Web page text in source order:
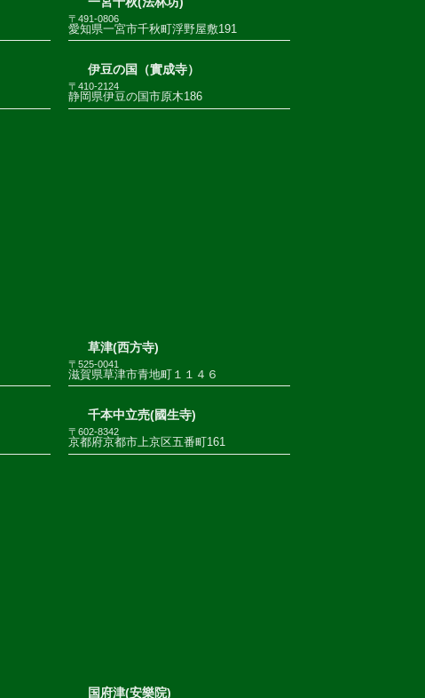
〒491-0806
愛知県一宮市千秋町浮野屋敷191
伊豆の国（實成寺）
〒410-2124
静岡県伊豆の国市原木186
草津(西方寺)
〒525-0041
滋賀県草津市青地町１１４６
千本中立売(國生寺)
〒602-8342
京都府京都市上京区五番町161
国府津(安樂院)